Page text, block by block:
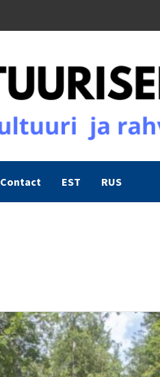
Contact EST RUS